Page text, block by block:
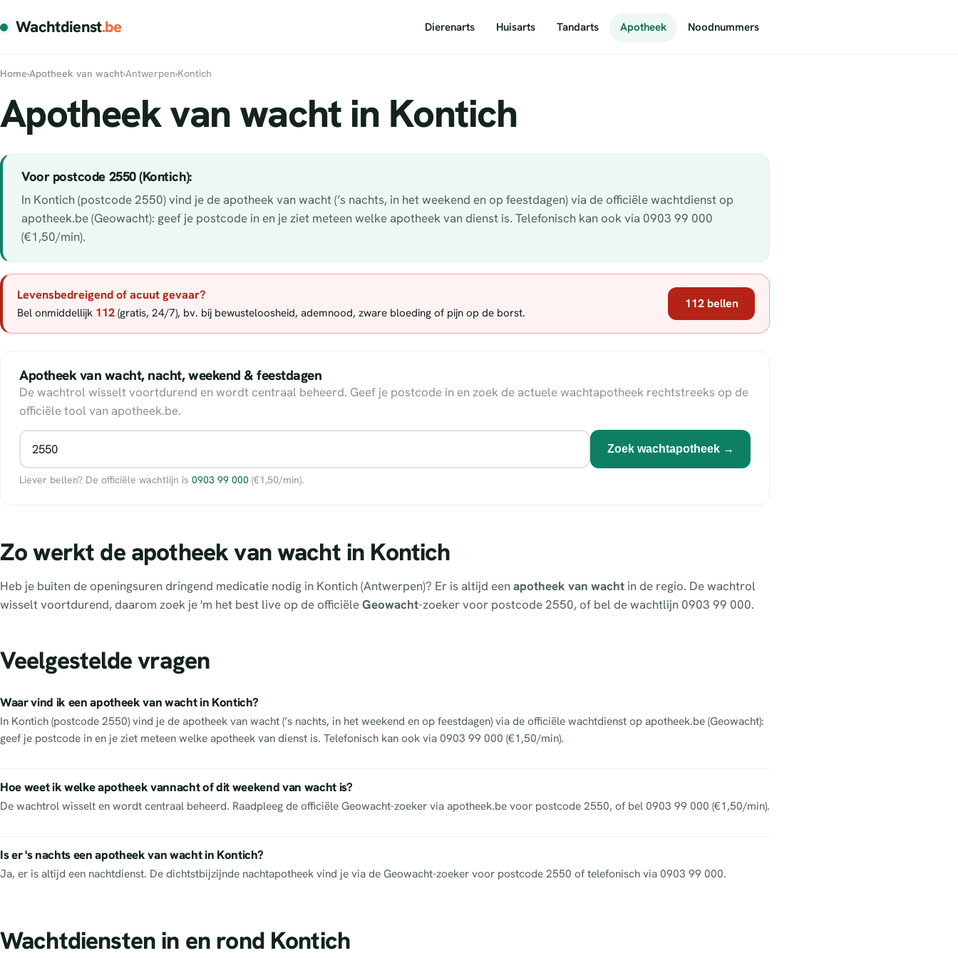
Wachtdienst.be Dierenarts Huisarts Tandarts Apotheek Noodnummers
Home›Apotheek van wacht›Antwerpen›Kontich
Apotheek van wacht in Kontich
Voor postcode 2550 (Kontich):
In Kontich (postcode 2550) vind je de apotheek van wacht (’s nachts, in het weekend en op feestdagen) via de officiële wachtdienst op
apotheek.be (Geowacht): geef je postcode in en je ziet meteen welke apotheek van dienst is. Telefonisch kan ook via 0903 99 000
(€1,50/min).
Levensbedreigend of acuut gevaar?
Bel onmiddellijk 112 (gratis, 24/7), bv. bij bewusteloosheid, ademnood, zware bloeding of pijn op de borst.
112 bellen
Apotheek van wacht, nacht, weekend & feestdagen
De wachtrol wisselt voortdurend en wordt centraal beheerd. Geef je postcode in en zoek de actuele wachtapotheek rechtstreeks op de
officiële tool van apotheek.be.
Zoek wachtapotheek →
Liever bellen? De officiële wachtlijn is 0903 99 000 (€1,50/min).
Zo werkt de apotheek van wacht in Kontich
Heb je buiten de openingsuren dringend medicatie nodig in Kontich (Antwerpen)? Er is altijd eenapotheek van wacht in de regio. De wachtrol
wisselt voortdurend, daarom zoek je 'm het best live op de officiëleGeowacht-zoeker voor postcode 2550, of bel de wachtlijn 0903 99 000.
Veelgestelde vragen
Waar vind ik een apotheek van wacht in Kontich?
In Kontich (postcode 2550) vind je de apotheek van wacht (’s nachts, in het weekend en op feestdagen) via de officiële wachtdienst op apotheek.be (Geowacht):
geef je postcode in en je ziet meteen welke apotheek van dienst is. Telefonisch kan ook via 0903 99 000 (€1,50/min).
Hoe weet ik welke apotheek vannacht of dit weekend van wacht is?
De wachtrol wisselt en wordt centraal beheerd. Raadpleeg de officiële Geowacht-zoeker via apotheek.be voor postcode 2550, of bel 0903 99 000 (€1,50/min).
Is er 's nachts een apotheek van wacht in Kontich?
Ja, er is altijd een nachtdienst. De dichtstbijzijnde nachtapotheek vind je via de Geowacht-zoeker voor postcode 2550 of telefonisch via 0903 99 000.
Wachtdiensten in en rond Kontich